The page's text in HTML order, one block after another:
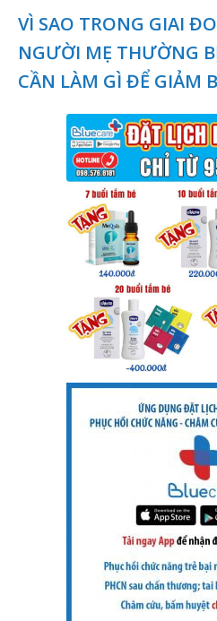
VÌ SAO TRONG GIAI
NGƯỜI MẸ THƯỜNG
CẦN LÀM GÌ ĐỂ GIẢM